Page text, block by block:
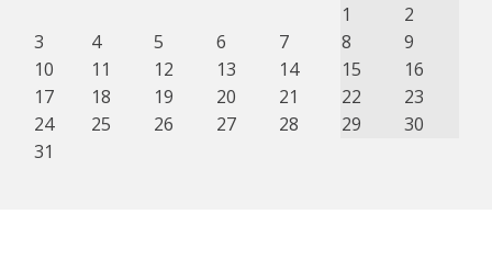
1
2
3
4 5 6 7 8
9
10
11 12 13 14 15
16
17
18 19 20 21 22
23
24
25 26 27 28 29
30
31